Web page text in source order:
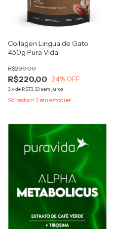
Collagen Lingua de Gato
450g Pura Vida
R$220,00
R$290,00
24% OFF
3x de R$73,33 sem juros
Só restam 2 em estoque!